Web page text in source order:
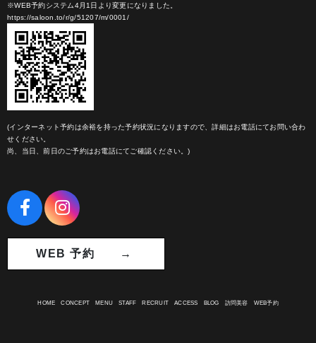
※WEB予約システム4月1日より変更になりました。
https://saloon.to/r/g/51207/m/0001/
(インターネット予約は余裕を持った予約状況になりますので、詳細はお電話にてお問い合わ
せください。
尚、当日、前日のご予約はお電話にてご確認ください。)
WEB 予約 →
HOME CONCEPT MENU STAFF RECRUIT ACCESS BLOG 訪問美容 WEB予約